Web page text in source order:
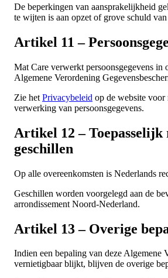
De beperkingen van aansprakelijkheid
te wijten is aan opzet of grove schuld
Artikel 11 –
Mat Care verwerkt persoonsgegevens in
Algemene Verordening
Zie het Privacybeleid op de website voor
verwerking van persoonsgegevens.
Artikel 12 – Toepasselijk
geschillen
Op alle overeenkomsten is Nederlands
Geschillen worden voorgelegd aan de
arrondissement Noord-Nederland.
Artikel 13 – Overige
Indien een bepaling van deze Algemene
vernietigbaar blijkt, blijven de overige